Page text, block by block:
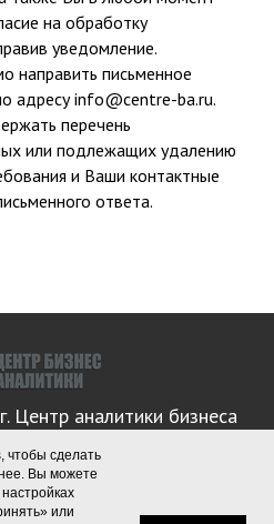
на обработку
уведомление.
направить письменное
адресу info@centre-ba.ru.
перечень
или подлежащих удалению
и Ваши контактные
ответа.
Центр аналитики бизнеса
АЛЕКСАНДРОВИЧ, ИНН:
326180000010725
чтобы сделать
Вы можете
или